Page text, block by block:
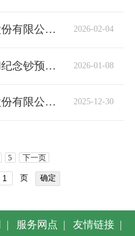
2026-02-04
关于中国邮政储蓄银行股份有限公司双辽市站前营业所代理营业机构换领《中华人民共和国金融许可证》的公告
2026-01-08
关于2026年贺岁纪念币和纪念钞预约兑换的公告
2025-12-30
关于中国邮政储蓄银行股份有限公司长春市远达大街营业所代理营业机构换领《中华人民共和国金融许可证》的公告
5 下一页
页 确定
| 服务网点 | 友情链接 |